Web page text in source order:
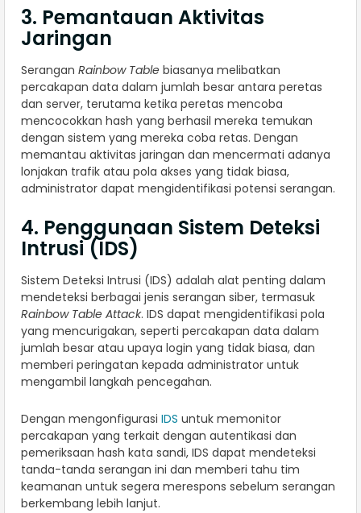
3. Pemantauan Aktivitas
Jaringan
Serangan Rainbow Table biasanya melibatkan
percakapan data dalam jumlah besar antara peretas
dan server, terutama ketika peretas mencoba
mencocokkan hash yang berhasil mereka temukan
dengan sistem yang mereka coba retas. Dengan
memantau aktivitas jaringan dan mencermati adanya
lonjakan trafik atau pola akses yang tidak biasa,
administrator dapat mengidentifikasi potensi serangan.
4. Penggunaan Sistem Deteksi
Intrusi (IDS)
Sistem Deteksi Intrusi (IDS) adalah alat penting dalam
mendeteksi berbagai jenis serangan siber, termasuk
Rainbow Table Attack. IDS dapat mengidentifikasi pola
yang mencurigakan, seperti percakapan data dalam
jumlah besar atau upaya login yang tidak biasa, dan
memberi peringatan kepada administrator untuk
mengambil langkah pencegahan.
Dengan mengonfigurasi IDS untuk memonitor
percakapan yang terkait dengan autentikasi dan
pemeriksaan hash kata sandi, IDS dapat mendeteksi
tanda-tanda serangan ini dan memberi tahu tim
keamanan untuk segera merespons sebelum serangan
berkembang lebih lanjut.